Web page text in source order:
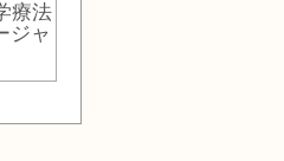
療法
ジャ